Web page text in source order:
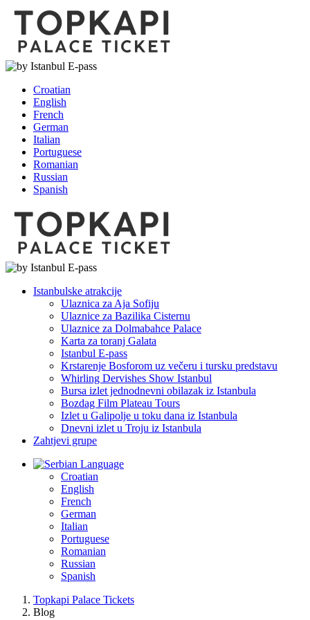
Croatian
English
French
German
Italian
Portuguese
Romanian
Russian
Spanish
Istanbulske atrakcije
Ulaznica za Aja Sofiju
Ulaznice za Bazilika Cisternu
Ulaznice za Dolmabahce Palace
Karta za toranj Galata
Istanbul E-pass
Krstarenje Bosforom uz večeru i tursku predstavu
Whirling Dervishes Show Istanbul
Bursa izlet jednodnevni obilazak iz Istanbula
Bozdag Film Plateau Tours
Izlet u Galipolje u toku dana iz Istanbula
Dnevni izlet u Troju iz Istanbula
Zahtjevi grupe
Language
Croatian
English
French
German
Italian
Portuguese
Romanian
Russian
Spanish
Topkapi Palace Tickets
Blog